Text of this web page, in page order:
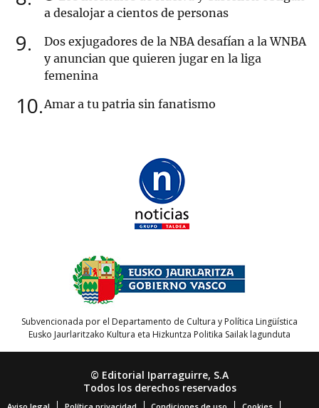
a desalojar a cientos de personas
9
Dos exjugadores de la NBA desafían a la WNBA
y anuncian que quieren jugar en la liga
femenina
10 Amar a tu patria sin fanatismo
Subvencionada por el Departamento de Cultura y Política Lingüística
Eusko Jaurlaritzako Kultura eta Hizkuntza Politika Sailak lagunduta
© Editorial Iparraguirre, S.A
Todos los derechos reservados